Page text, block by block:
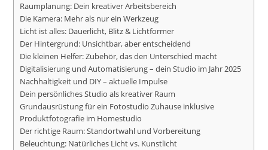
Raumplanung: Dein kreativer Arbeitsbereich
Die Kamera: Mehr als nur ein Werkzeug
Licht ist alles: Dauerlicht, Blitz & Lichtformer
Der Hintergrund: Unsichtbar, aber entscheidend
Die kleinen Helfer: Zubehör, das den Unterschied macht
Digitalisierung und Automatisierung – dein Studio im Jahr 2025
Nachhaltigkeit und DIY – aktuelle Impulse
Dein persönliches Studio als kreativer Raum
Grundausrüstung für ein Fotostudio Zuhause inklusive
Produktfotografie im Homestudio
Der richtige Raum: Standortwahl und Vorbereitung
Beleuchtung: Natürliches Licht vs. Kunstlicht